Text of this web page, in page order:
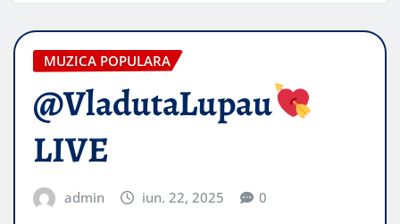
MUZICA POPULARA
@VladutaLupau
LIVE
admin iun. 22, 2025 0